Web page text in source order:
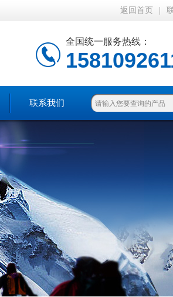
返回首页
全国统一服务热线：
联系我们